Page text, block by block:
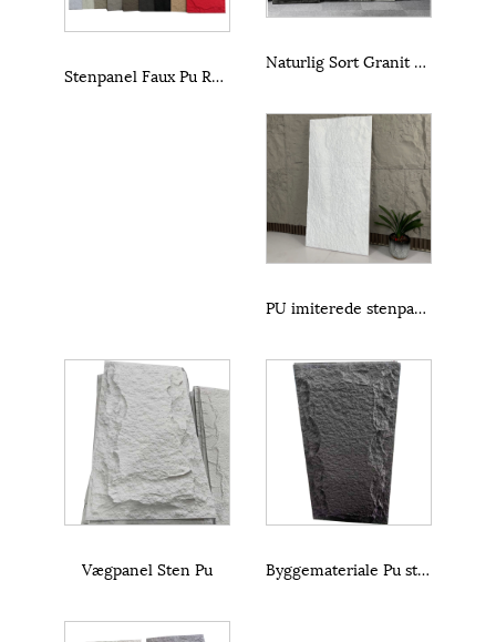
Stenpanel Faux Pu Rock Stenvægpanel
Naturlig Sort Granit Løs Vægbeklædning Split Stor Pu Stenvæg
PU imiterede stenpaneler
Vægpanel Sten Pu Byggemateriale Pu stenvægpaneler